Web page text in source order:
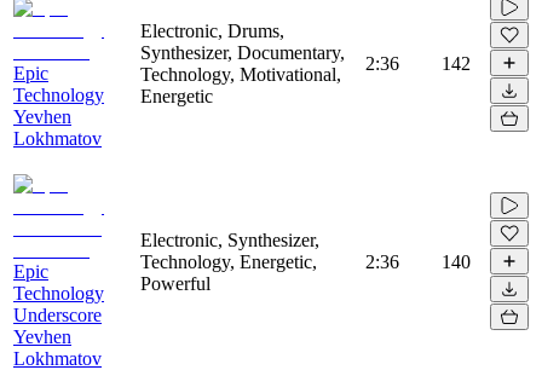
Epic
Technology
Yevhen
Lokhmatov
Electronic, Drums,
Synthesizer, Documentary,
Technology, Motivational,
Energetic
2:36 142
Epic
Technology
Underscore
Yevhen
Lokhmatov
Electronic, Synthesizer,
Technology, Energetic,
Powerful
2:36 140